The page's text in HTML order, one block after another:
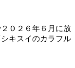
０２６年６月に放
キスイのカラフル